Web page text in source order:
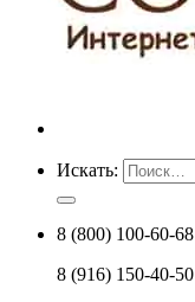
Искать:
8 (800) 100-60-68
8 (916) 150-40-50